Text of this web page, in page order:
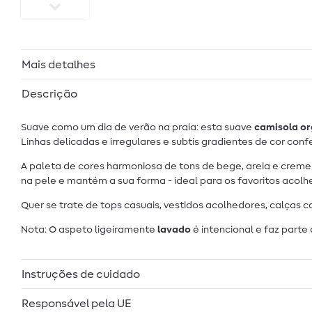
Mais detalhes
Descrição
Suave como um dia de verão na praia: esta suave camisola
Linhas delicadas e irregulares e subtis gradientes de cor
A paleta de cores harmoniosa de tons de bege, areia e
na pele e mantém a sua forma - ideal para os favoritos
Quer se trate de tops casuais, vestidos acolhedores, calças
Nota: O aspeto ligeiramente lavado é intencional e faz parte
Instruções de cuidado
Responsável pela UE